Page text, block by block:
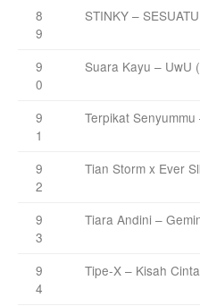
8
9
STINKY –
9
0
Suara Kayu – UwU
9
1
Terpikat
9
2
Tian Storm x Ever
9
3
Tiara Andini –
9
4
Tipe-X – Kisah